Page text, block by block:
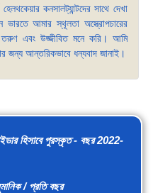
কনসালট্যান্টদের সাথে দেখা
ভারতে আমার স্থূলতা অস্ত্রোপচারের
এবং উজ্জীবিত মনে করি। আমি
জন্য আন্তরিকভাবে ধন্যবাদ জানাই।
হিসাবে পুরস্কৃত - বছর 2022-
/ প্রতি বছর